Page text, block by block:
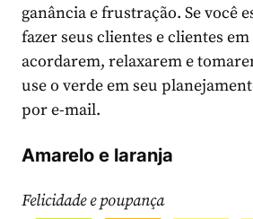
ganância e frustração. Se você
fazer seus clientes e clientes
acordarem, relaxarem e
use o verde em seu
por e-mail.
Amarelo e laranja
Felicidade e poupança